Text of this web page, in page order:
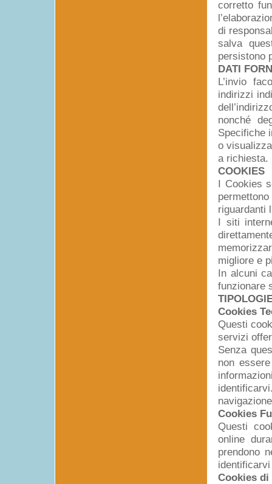
corretto
di
salva
persistono
DATI
L’invio
indirizzi
nonché
Specifiche
o
a richiesta.
COOKIES
I Cookies
riguardanti
I siti
migliore e
In alcuni
funzionare
Cookies
Questi
servizi
Senza
non
Cookies
Questi
online
prendono
Cookies di